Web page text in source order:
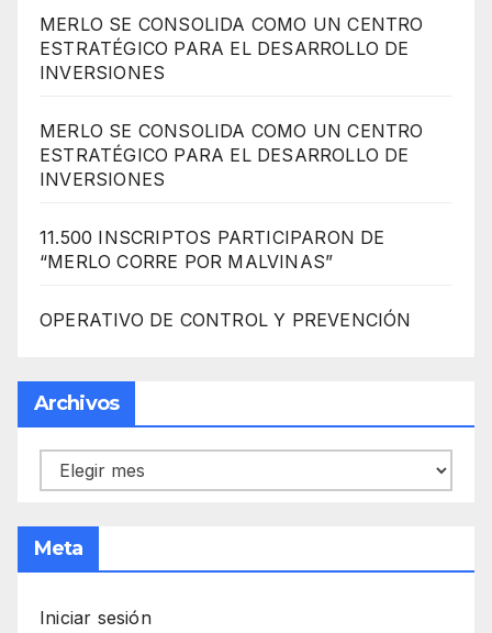
MERLO SE CONSOLIDA COMO UN CENTRO
ESTRATÉGICO PARA EL DESARROLLO DE
INVERSIONES
MERLO SE CONSOLIDA COMO UN CENTRO
ESTRATÉGICO PARA EL DESARROLLO DE
INVERSIONES
11.500 INSCRIPTOS PARTICIPARON DE
“MERLO CORRE POR MALVINAS”
OPERATIVO DE CONTROL Y PREVENCIÓN
Archivos
Archivos
Meta
Iniciar sesión